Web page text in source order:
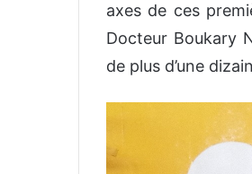
axes de ces
Docteur Boukary
de plus d’une